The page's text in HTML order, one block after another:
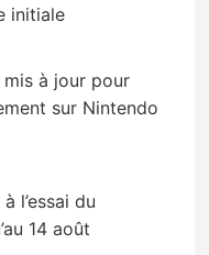
initiale
mis à jour pour
sur Nintendo
l’essai du
14 août